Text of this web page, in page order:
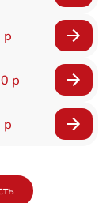
р
р
р